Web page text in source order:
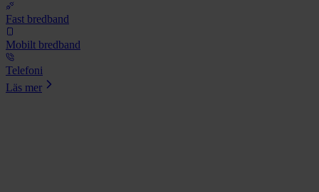
Fast bredband
Mobilt bredband
Telefoni
Läs mer